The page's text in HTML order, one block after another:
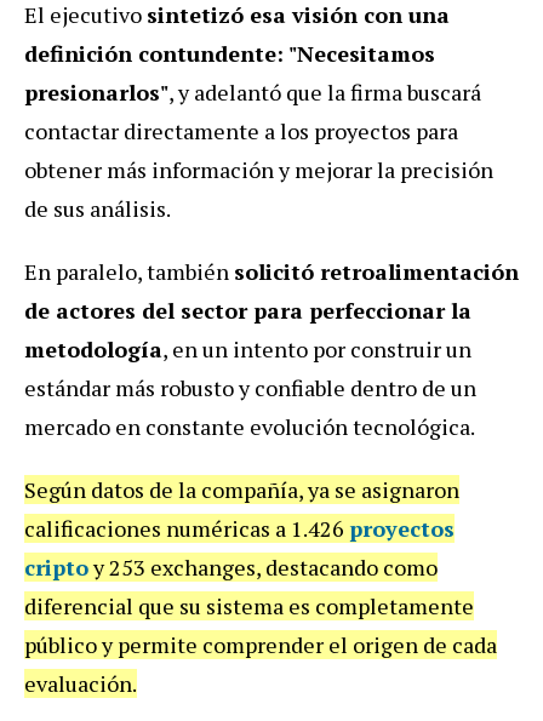
El ejecutivo sintetizó esa visión con una
definición contundente: "Necesitamos
presionarlos", y adelantó que la firma buscará
contactar directamente a los proyectos para
obtener más información y mejorar la precisión
de sus análisis.
En paralelo, también solicitó retroalimentación
de actores del sector para perfeccionar la
metodología, en un intento por construir un
estándar más robusto y confiable dentro de un
mercado en constante evolución tecnológica.
Según datos de la compañía, ya se asignaron
calificaciones numéricas a 1.426 proyectos
criptoy 253 exchanges, destacando como
diferencial que su sistema es completamente
público y permite comprender el origen de cada
evaluación.